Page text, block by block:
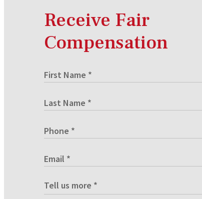
Receive Fair
Compensation